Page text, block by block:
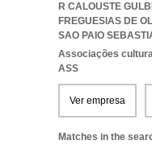
R CALOUSTE
FREGUESIAS DE
SAO PAIO
Associações
ASS
Ver empresa
Matches in the